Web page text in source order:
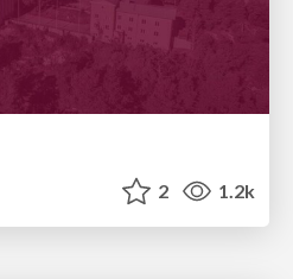
2 1.2k